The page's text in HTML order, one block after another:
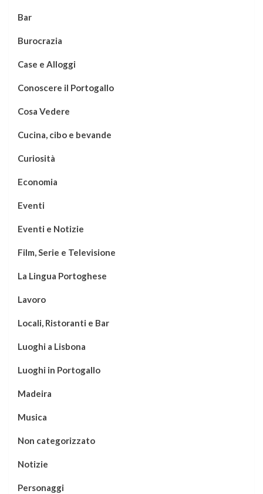
Bar
Burocrazia
Case e Alloggi
Conoscere il Portogallo
Cosa Vedere
Cucina, cibo e bevande
Curiosità
Economia
Eventi
Eventi e Notizie
Film, Serie e Televisione
La Lingua Portoghese
Lavoro
Locali, Ristoranti e Bar
Luoghi a Lisbona
Luoghi in Portogallo
Madeira
Musica
Non categorizzato
Notizie
Personaggi